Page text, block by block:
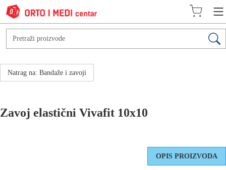
Natrag na: Bandaže i zavoji
Zavoj elastični Vivafit 10x10
OPIS PROIZVODA